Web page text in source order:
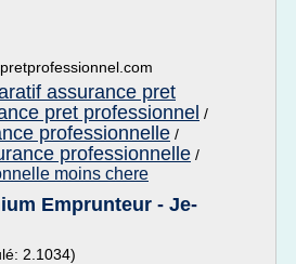
assurance pret
pret professionnel /
professionnelle /
professionnelle /
moins chere
Emprunteur - Je-
2.1034)